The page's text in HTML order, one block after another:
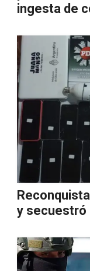
ingesta de
y secuestró